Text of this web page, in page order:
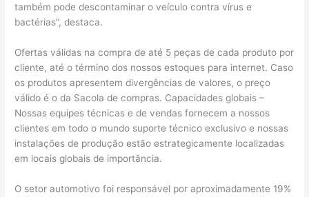
também pode descontaminar o veículo contra vírus e
bactérias”, destaca.
Ofertas válidas na compra de até 5 peças de cada produto por
cliente, até o término dos nossos estoques para internet. Caso
os produtos apresentem divergências de valores, o preço
válido é o da Sacola de compras. Capacidades globais –
Nossas equipes técnicas e de vendas fornecem a nossos
clientes em todo o mundo suporte técnico exclusivo e nossas
instalações de produção estão estrategicamente localizadas
em locais globais de importância.
O setor automotivo foi responsável por aproximadamente 19%